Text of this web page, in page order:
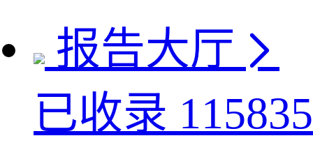
报告大厅
已收录 115835